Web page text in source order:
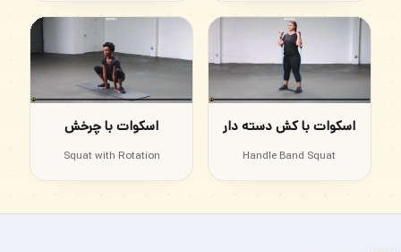
اسکوات با کش دسته دار
Handle Band Squat
اسکوات با چرخش
Squat with Rotation